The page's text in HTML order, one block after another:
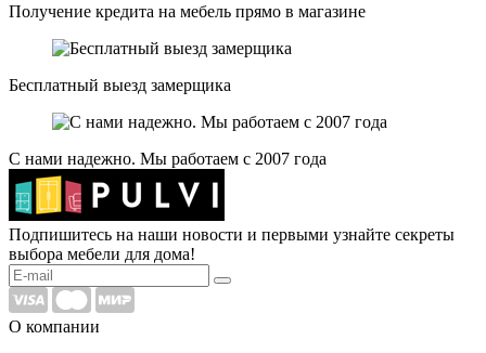
Получение кредита на мебель прямо в магазине
Бесплатный выезд замерщика
С нами надежно. Мы работаем с 2007 года
Подпишитесь на наши новости и первыми узнайте секреты
выбора мебели для дома!
О компании